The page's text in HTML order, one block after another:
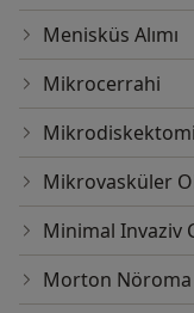
Menisküs Alımı
Mikrocerrahi
Mikrodiskektomi
Mikrovasküler
Minimal Invaziv
Morton Nöroma